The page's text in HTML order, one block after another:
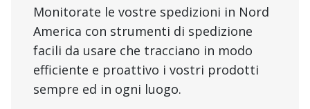
Monitorate le vostre spedizioni in Nord
America con strumenti di spedizione
facili da usare che tracciano in modo
efficiente e proattivo i vostri prodotti
sempre ed in ogni luogo.